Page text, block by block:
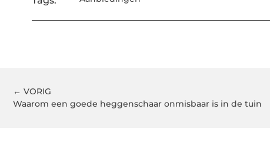
← VORIG
Waarom een goede heggenschaar onmisbaar is in de tuin